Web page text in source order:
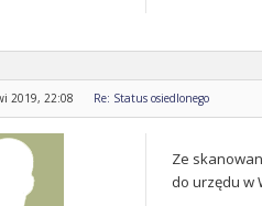
2019, 22:08 Re: Status osiedlonego
Ze
do urzędu w